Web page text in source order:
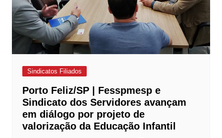
Sindicatos Filiados
Porto Feliz/SP | Fesspmesp e
Sindicato dos Servidores avançam
em diálogo por projeto de
valorização da Educação Infantil